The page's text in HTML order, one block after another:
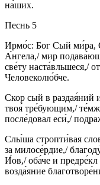
на́ших.
Песнь 5
Ирмо́с: Бог Сый ми́ра,
А́нгела,/ мир
све́ту наста́вльшеся,/
Человеколю́бче.
Скор сый в раздая́ний
твоя́ тре́бующим,/
после́довал еси́,/
Слы́ша стропти́вая
за милосе́рдие,/
И́ов,/ оба́че и
возда́яние